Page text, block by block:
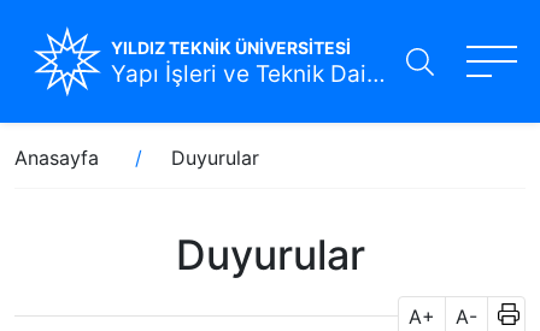
içeriğe
YILDIZ TEKNİK ÜNİVERSİTESİ
Yapı İşleri ve Teknik Daire Başkanlığı
Sayfa
yolu
Anasayfa Duyurular
Duyurular
A+
A-